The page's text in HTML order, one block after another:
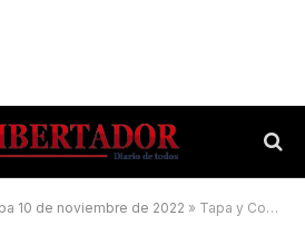
10 de noviembre de 2022 » Tapa y Contratapa 10 de octubre de 2025